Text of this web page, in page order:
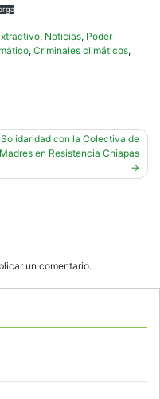
, Noticias, Poder
, Criminales climáticos,
Solidaridad con la Colectiva de
Madres en Resistencia Chiapas
un comentario.